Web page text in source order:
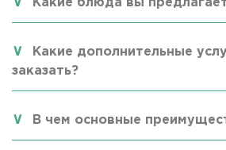
Какие блюда вы
Какие дополнительные
заказать?
В чем основные